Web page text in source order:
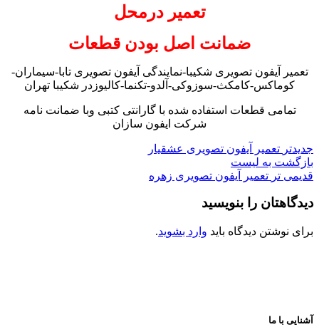
تعمیر درمحل
ضمانت اصل بودن قطعات
تعمیر آیفون تصویری شکیبا-نمایندگی آیفون تصویری تابا-سیماران-
کوماکس-کامکث-سوزوکی-آلدو-تکنما-کالیوزدر شکیبا تهران
تمامی قطعات استفاده شده با گارانتی کتبی وبا ضمانت نامه
شرکت ایفون سازان
جدیدتر تعمیر آیفون تصویری عشقیار
بازگشت به لیست
قدیمی تر تعمیر آیفون تصویری زهره
دیدگاهتان را بنویسید
برای نوشتن دیدگاه باید وارد بشوید.
آشنایی با ما